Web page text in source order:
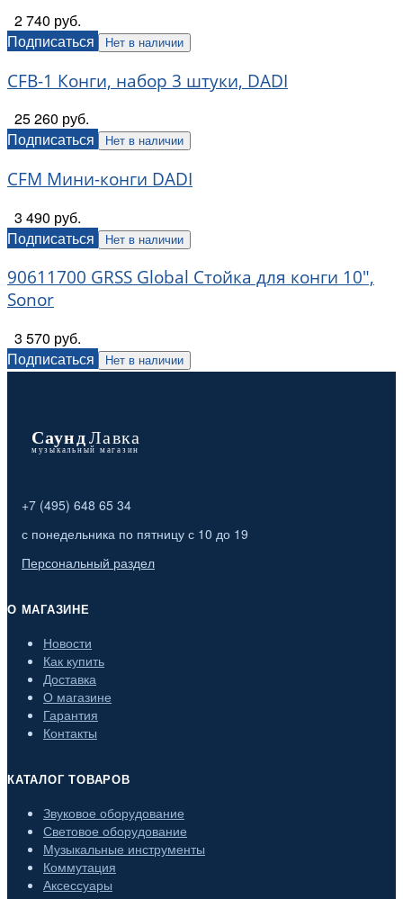
2 740 руб.
Подписаться
Нет в наличии
CFB-1 Конги, набор 3 штуки, DADI
25 260 руб.
Подписаться
Нет в наличии
CFM Мини-конги DADI
3 490 руб.
Подписаться
Нет в наличии
90611700 GRSS Global Стойка для конги 10",
Sonor
3 570 руб.
Подписаться
Нет в наличии
+7 (495) 648 65 34
с понедельника по пятницу с 10 до 19
Персональный раздел
О МАГАЗИНЕ
Новости
Как купить
Доставка
О магазине
Гарантия
Контакты
КАТАЛОГ ТОВАРОВ
Звуковое оборудование
Световое оборудование
Музыкальные инструменты
Коммутация
Аксессуары